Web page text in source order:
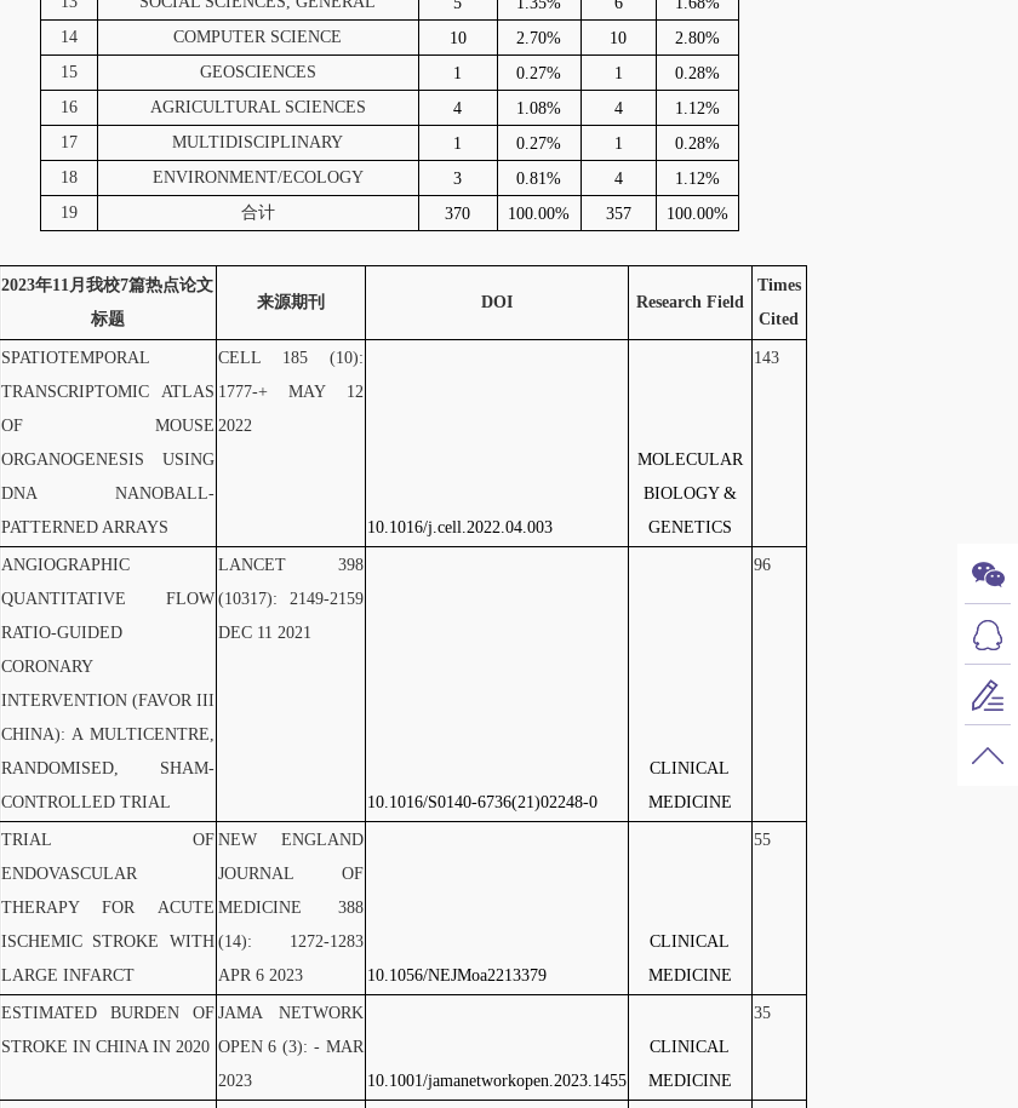
14
COMPUTER SCIENCE 10 2.70% 10
2.80%
15
GEOSCIENCES 1 0.27% 1
0.28%
16
AGRICULTURAL SCIENCES 4 1.08% 4
1.12%
17
MULTIDISCIPLINARY 1 0.27% 1
0.28%
18
ENVIRONMENT/ECOLOGY 3 0.81% 4
1.12%
19
合计 370 100.00% 357 100.00%
2023年11月我校7篇热点论文
标题
来源期刊 DOI Research Field
Times
Cited
SPATIOTEMPORAL
TRANSCRIPTOMIC ATLAS
OF MOUSE
ORGANOGENESIS USING
DNA NANOBALL-
PATTERNED ARRAYS
CELL 185 (10):
1777-+ MAY 12
2022
10.1016/j.cell.2022.04.003
MOLECULAR
BIOLOGY &
GENETICS
143
ANGIOGRAPHIC
QUANTITATIVE FLOW
RATIO-GUIDED
CORONARY
INTERVENTION (FAVOR III
CHINA): A MULTICENTRE,
RANDOMISED, SHAM-
CONTROLLED TRIAL
LANCET 398
(10317): 2149-2159
DEC 11 2021
10.1016/S0140-6736(21)02248-0
CLINICAL
MEDICINE
96
TRIAL OF
ENDOVASCULAR
THERAPY FOR ACUTE
ISCHEMIC STROKE WITH
LARGE INFARCT
NEW ENGLAND
JOURNAL OF
MEDICINE 388
(14): 1272-1283
APR 6 2023
10.1056/NEJMoa2213379
CLINICAL
MEDICINE
55
ESTIMATED BURDEN OF
STROKE IN CHINA IN 2020
JAMA NETWORK
OPEN 6 (3): - MAR
2023
10.1001/jamanetworkopen.2023.1455
CLINICAL
MEDICINE
35